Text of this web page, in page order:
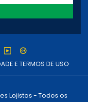
E TERMOS DE USO
Lojistas - Todos os